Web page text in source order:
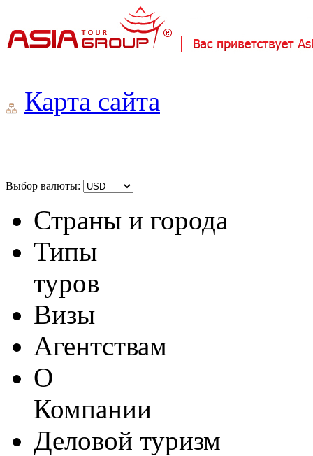
Карта сайта
Выбор валюты:
Страны и города
Типы
туров
Визы
Агентствам
О
Компании
Деловой туризм